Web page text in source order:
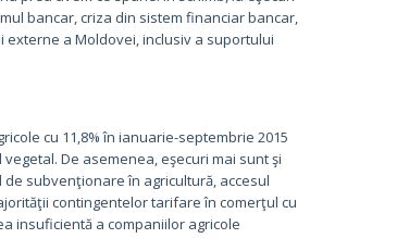
bancar, criza din sistem financiar bancar,
a Moldovei, inclusiv a suportului
cu 11,8% în ianuarie-septembrie 2015
De asemenea, eşecuri mai sunt şi
subvenţionare în agricultură, accesul
contingentelor tarifare în comerţul cu
insuficientă a companiilor agricole